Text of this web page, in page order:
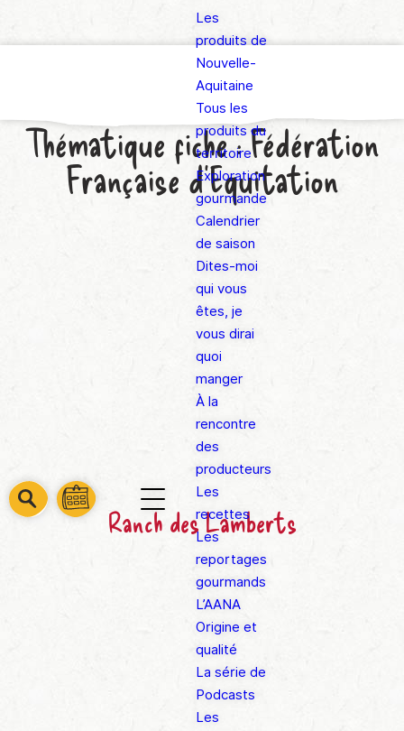
1
barre
2
barre
Les
produits de
Nouvelle-
Aquitaine
Tous les
produits du
territoire
Exploration
gourmande
Calendrier
de saison
Dites-moi
qui vous
êtes, je
vous dirai
quoi
manger
À la
rencontre
des
producteurs
Les
recettes
Les
reportages
gourmands
L’AANA
Origine et
qualité
La série de
Podcasts
Les
Thématique fiche :Fédération
Française d’Equitation
Ranch des Lamberts